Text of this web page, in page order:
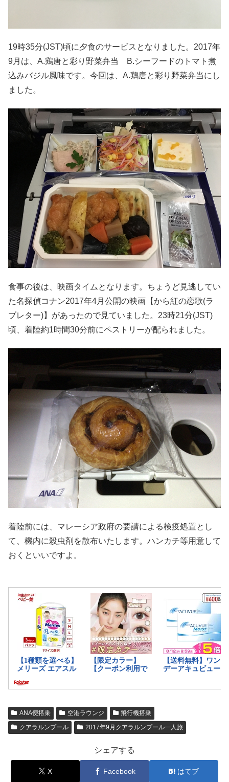
19時35分(JST)頃に夕食のサービスとなりました。2017年
9月は、A.鶏唐と彩り野菜弁当 B.シーフードのトマト煮
込みバジル風味です。今回は、A.鶏唐と彩り野菜弁当にし
ました。
食事の後は、映画タイムとなります。ちょうど見逃してい
た名探偵コナン2017年4月公開の映画【から紅の恋歌(ラ
ブレター)】があったので見ていました。23時21分(JST)
頃、着陸約1時間30分前にペストリーが配られました。
着陸前には、マレーシア政府の要請による検疫処置とし
て、機内に殺虫剤を散布いたします。ハンカチ等用意して
おくといいですよ。
ANA便搭乗 空港ラウンジ
飛行機搭乗
クアラルンプール
2017年9月クアラルンプール一人旅
シェアする
X Facebook はてブ